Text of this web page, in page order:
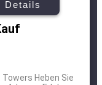
Details
Heben Sie